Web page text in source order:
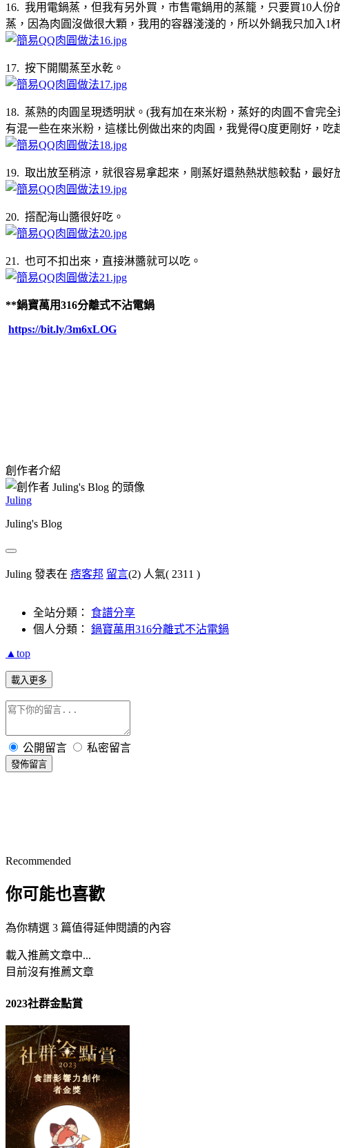
16. 我用電鍋蒸，但我有另外買，市售電鍋用的蒸籠，只要買10人
蒸，因為肉圓沒做很大顆，我用的容器淺淺的，所以外鍋我只加入1
17. 按下開關蒸至水乾。
18. 蒸熟的肉圓呈現透明狀。(我有加在來米粉，蒸好的肉圓不會完
有混一些在來米粉，這樣比例做出來的肉圓，我覺得Q度更剛好，
19. 取出放至稍涼，就很容易拿起來，剛蒸好還熱熱狀態較黏，最好
20. 撘配海山醬很好吃。
21. 也可不扣出來，直接淋醬就可以吃。
**鍋寶萬用316分離式不沾電鍋
https://bit.ly/3m6xLOG
創作者介紹
Juling
Juling's Blog
Juling 發表在 痞客邦 留言(2) 人氣( 2311 )
全站分類： 食譜分享
個人分類： 鍋寶萬用316分離式不沾電鍋
▲top
載入更多
公開留言 私密留言
發佈留言
Recommended
你可能也喜歡
為你精選 3 篇值得延伸閱讀的內容
載入推薦文章中...
目前沒有推薦文章
2023社群金點賞